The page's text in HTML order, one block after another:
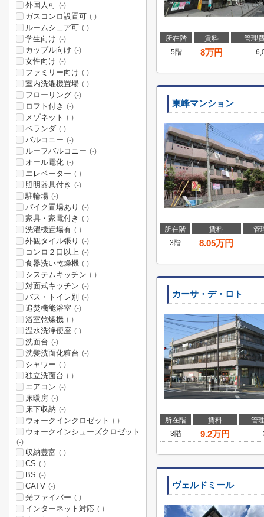
所在階 賃料
管理
5階
8万円
東峰マンション
所在階 賃料
管
3階
8.05万円
カーサ・デ・ロト
所在階 賃料
管
3階
9.2万円
ヴェルドミール
外国人可 (-)
ガスコンロ設置可 (-)
ルームシェア可 (-)
学生向け (-)
カップル向け (-)
女性向け (-)
ファミリー向け (-)
室内洗濯機置場 (-)
フローリング (-)
ロフト付き (-)
メゾネット (-)
ベランダ (-)
バルコニー (-)
ルーフバルコニー (-)
オール電化 (-)
エレベーター (-)
照明器具付き (-)
駐輪場 (-)
バイク置場あり (-)
家具・家電付き (-)
洗濯機置場有 (-)
外観タイル張り (-)
コンロ２口以上 (-)
食器洗い乾燥機 (-)
システムキッチン (-)
対面式キッチン (-)
バス・トイレ別 (-)
追焚機能浴室 (-)
浴室乾燥機 (-)
温水洗浄便座 (-)
洗面台 (-)
洗髪洗面化粧台 (-)
シャワー (-)
独立洗面台 (-)
エアコン (-)
床暖房 (-)
床下収納 (-)
ウォークインクロゼット (-)
ウォークインシューズクロゼット
(-)
収納豊富 (-)
CS (-)
BS (-)
CATV (-)
光ファイバー (-)
インターネット対応 (-)